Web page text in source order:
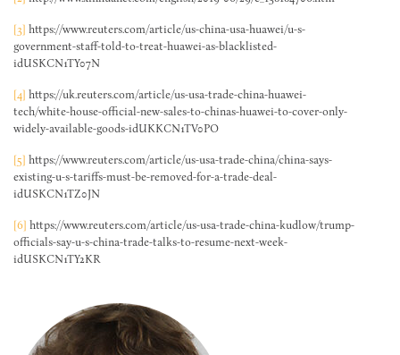
[3] https://www.reuters.com/article/us-china-usa-huawei/u-s-
government-staff-told-to-treat-huawei-as-blacklisted-
idUSKCN1TY07N
[4] https://uk.reuters.com/article/us-usa-trade-china-huawei-
tech/white-house-official-new-sales-to-chinas-huawei-to-cover-only-
widely-available-goods-idUKKCN1TV0PO
[5] https://www.reuters.com/article/us-usa-trade-china/china-says-
existing-u-s-tariffs-must-be-removed-for-a-trade-deal-
idUSKCN1TZ0JN
[6] https://www.reuters.com/article/us-usa-trade-china-kudlow/trump-
officials-say-u-s-china-trade-talks-to-resume-next-week-
idUSKCN1TY2KR